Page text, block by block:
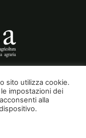
sito utilizza cookie.
impostazioni dei
alla